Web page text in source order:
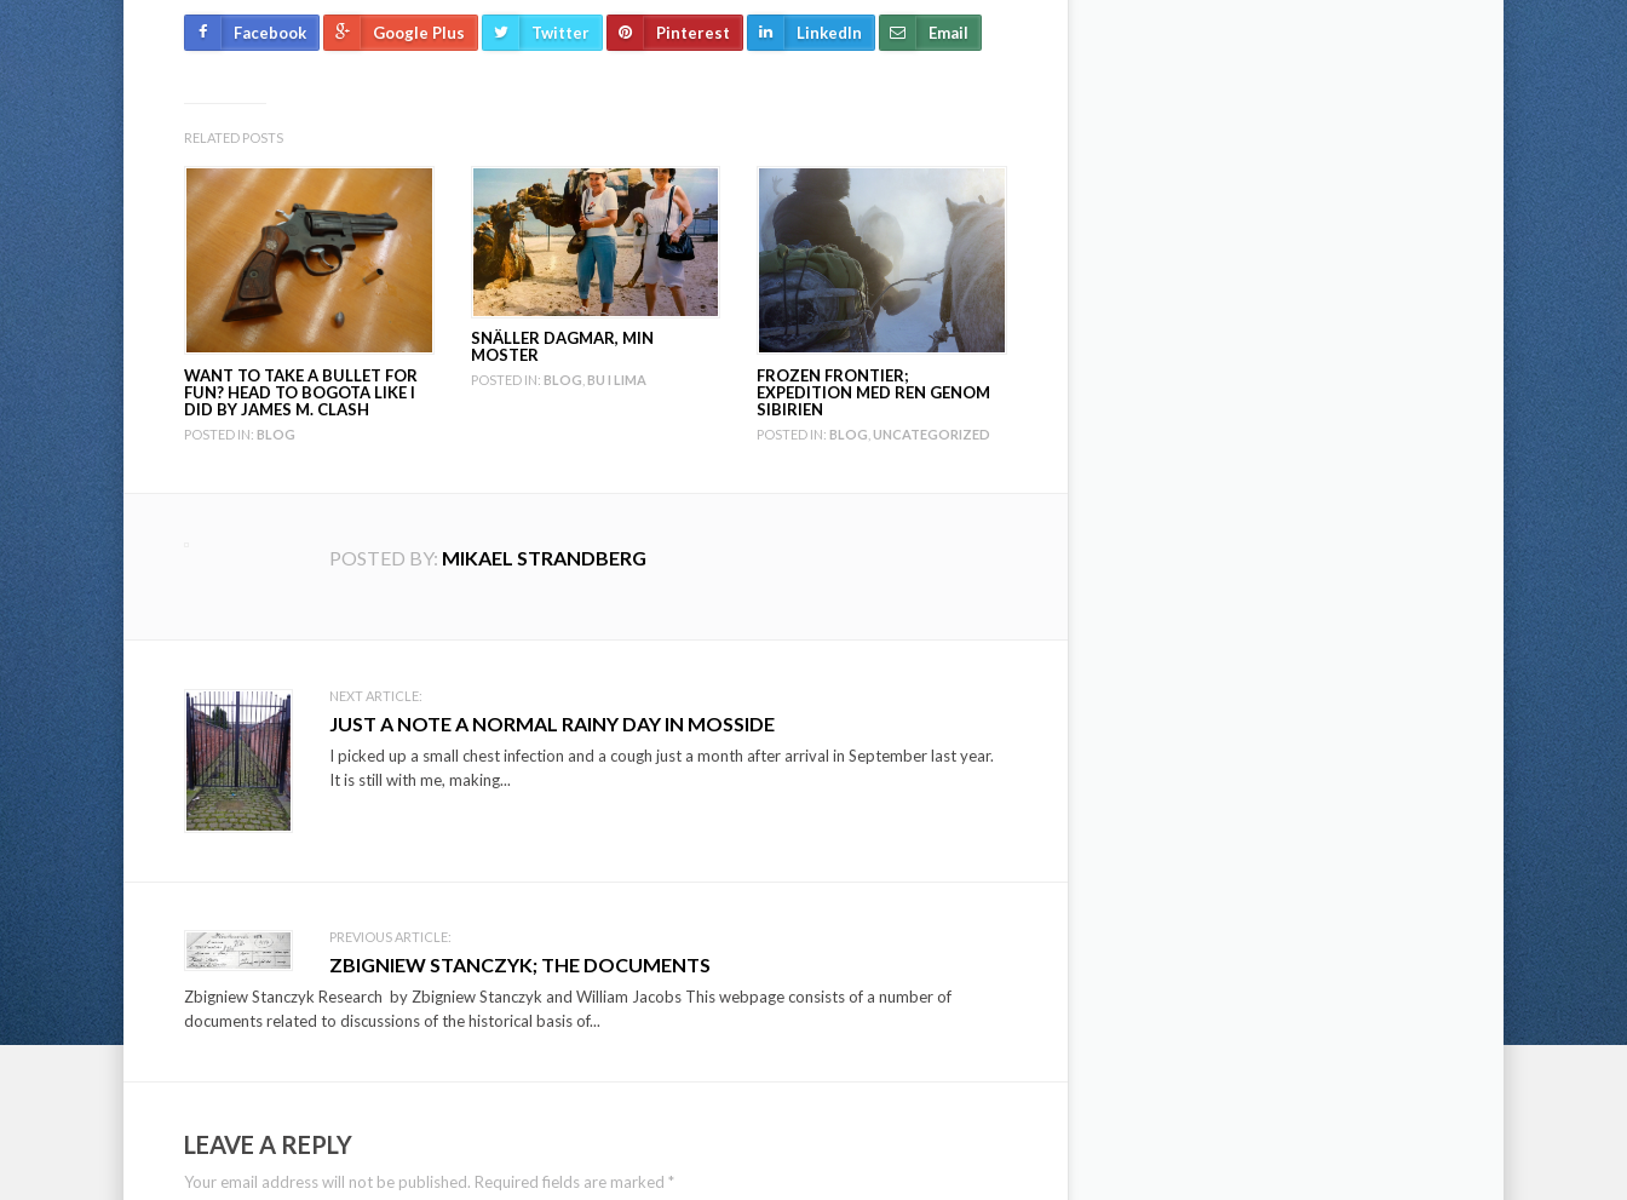
Facebook Google Plus Twitter Pinterest LinkedIn Email
RELATED POSTS
WANT TO TAKE A BULLET FOR
FUN? HEAD TO BOGOTA LIKE I
DID BY JAMES M. CLASH
POSTED IN: BLOG
SNÄLLER DAGMAR, MIN
MOSTER
POSTED IN: BLOG BU I LIMA
FROZEN FRONTIER;
EXPEDITION MED REN GENOM
SIBIRIEN
POSTED IN: BLOG UNCATEGORIZED
POSTED BY: MIKAEL STRANDBERG
Post
navigation
NEXT ARTICLE:
JUST A NOTE A NORMAL RAINY DAY IN MOSSIDE
I picked up a small chest infection and a cough just a month after arrival in September last year.
It is still with me, making...
PREVIOUS ARTICLE:
ZBIGNIEW STANCZYK; THE DOCUMENTS
Zbigniew Stanczyk Research by Zbigniew Stanczyk and William Jacobs This webpage consists of a number of
documents related to discussions of the historical basis of...
LEAVE A REPLY
Your email address will not be published. Required fields are marked *